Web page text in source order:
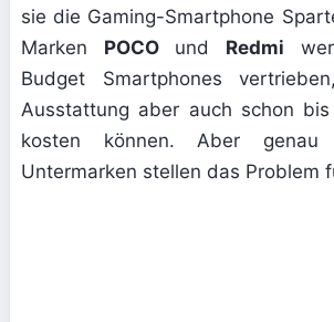
sie die Gaming-Smartphone
Marken POCOund Redmi
Budget Smartphones
Ausstattung aber auch schon
kosten können. Aber genau
Untermarken stellen das Problem